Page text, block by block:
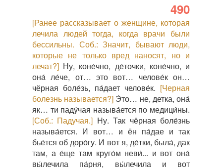
490
[Ранее рассказывает о женщине, которая
лечила людей тогда, когда врачи были
бессильны. Соб.: Значит, бывают люди,
которые не только вред наносят, но и
лечат?] Ну, коне́чно, де́точки, коне́чно, и
она́ ле́че, от… это вот… челове́к он…
чёрная боле́зь, па́дает челове́к. [Черная
болезнь называется?] Э́то… не, детка, она́
як… ти паду́чая называ́ется по медици́ны.
[Соб.: Падучая.] Ну. Так чёрная боле́знь
называ́ется. И вот… и ён па́дае и так
бье́тся об доро́гу. И вот я, де́тки, была́, дак
там, а е́ще там круго́м неви́... и вот она́
вы́лечила па́рня, вы́лечила и вот